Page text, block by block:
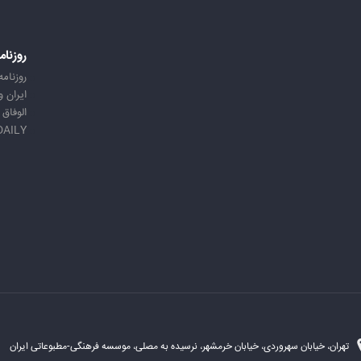
الوفاق
تهران، خیابان سهروردی، خیابان خرمشهر، نرسیده به مصلی، موسسه فرهنگی-مطبوعاتی ایران